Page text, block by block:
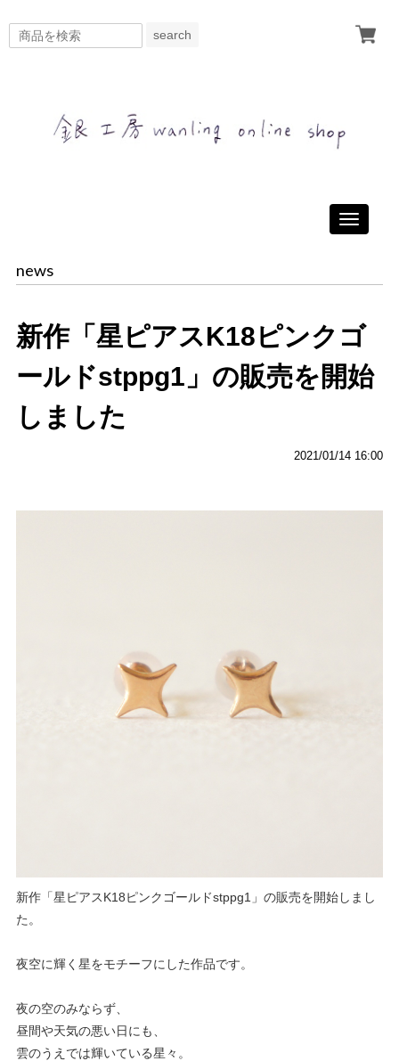
search
Toggle
news
新作「星ピアスK18ピンクゴ
ールドstppg1」の販売を開始
しました
2021/01/14 16:00
新作「星ピアスK18ピンクゴールドstppg1」の販売を開始しまし
た。
夜空に輝く星をモチーフにした作品です。
夜の空のみならず、
昼間や天気の悪い日にも、
雲のうえでは輝いている星々。